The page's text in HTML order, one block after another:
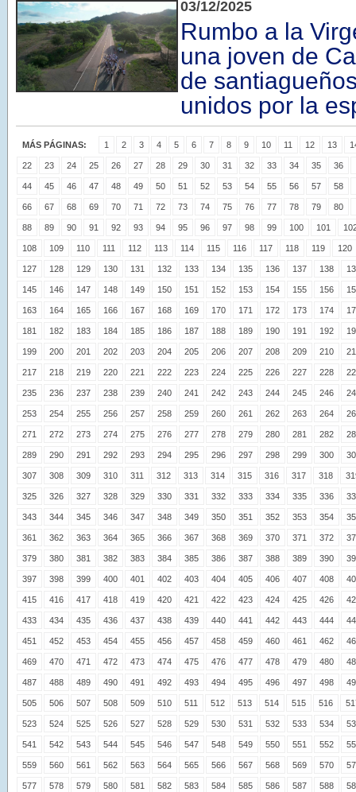
03/12/2025
Rumbo a la
una joven de
de
unidos por la
MÁS PÁGINAS: 1 2 3 4 5 6 7 8 9 10 11 12 13
22 23 24 25 26 27 28 29 30 31 32 33 34 35 36
44 45 46 47 48 49 50 51 52 53 54 55 56 57 58
66 67 68 69 70 71 72 73 74 75 76 77 78 79 80
88 89 90 91 92 93 94 95 96 97 98 99 100 101
108 109 110 111 112 113 114 115 116 117 118 119 120
127 128 129 130 131 132 133 134 135 136 137 138
145 146 147 148 149 150 151 152 153 154 155 156
163 164 165 166 167 168 169 170 171 172 173 174
181 182 183 184 185 186 187 188 189 190 191 192
199 200 201 202 203 204 205 206 207 208 209 210
217 218 219 220 221 222 223 224 225 226 227 228
235 236 237 238 239 240 241 242 243 244 245 246
253 254 255 256 257 258 259 260 261 262 263 264
271 272 273 274 275 276 277 278 279 280 281 282
289 290 291 292 293 294 295 296 297 298 299 300
307 308 309 310 311 312 313 314 315 316 317 318
325 326 327 328 329 330 331 332 333 334 335 336
343 344 345 346 347 348 349 350 351 352 353 354
361 362 363 364 365 366 367 368 369 370 371 372
379 380 381 382 383 384 385 386 387 388 389 390
397 398 399 400 401 402 403 404 405 406 407 408
415 416 417 418 419 420 421 422 423 424 425 426
433 434 435 436 437 438 439 440 441 442 443 444
451 452 453 454 455 456 457 458 459 460 461 462
469 470 471 472 473 474 475 476 477 478 479 480
487 488 489 490 491 492 493 494 495 496 497 498
505 506 507 508 509 510 511 512 513 514 515 516
523 524 525 526 527 528 529 530 531 532 533 534
541 542 543 544 545 546 547 548 549 550 551 552
559 560 561 562 563 564 565 566 567 568 569 570
577 578 579 580 581 582 583 584 585 586 587 588